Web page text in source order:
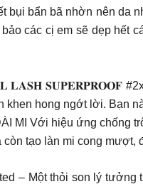
bụi bẩn bã nhờn nên da
các cị em sẽ dẹp hết
𝐒𝐔𝐏𝐄𝐑𝐏𝐑𝐎𝐎𝐅 #2xxk/
hong ngớt lời. Bạn
MI Với hiệu ứng chống
tạo làn mi cong mượt,
– Một thỏi son lý